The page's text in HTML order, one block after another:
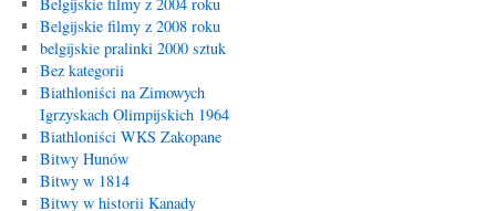
Belgijskie filmy z 2008 roku
belgijskie pralinki 2000 sztuk
Bez kategorii
Biathloniści na Zimowych
Igrzyskach Olimpijskich 1964
Biathloniści WKS Zakopane
Bitwy Hunów
Bitwy w 1814
Bitwy w historii Kanady